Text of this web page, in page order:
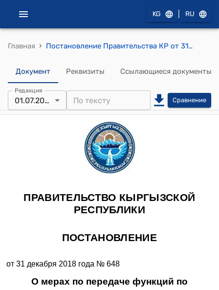
KG RU
Главная › Постановление Правительства КР от 31 декабря 2018 года № 648 "О мерах по передаче функций по администрированию страховых взносов по государственному социальному страхованию"
Документ Реквизиты Ссылающиеся документы
Редакция
01.07.2019 Сравнение